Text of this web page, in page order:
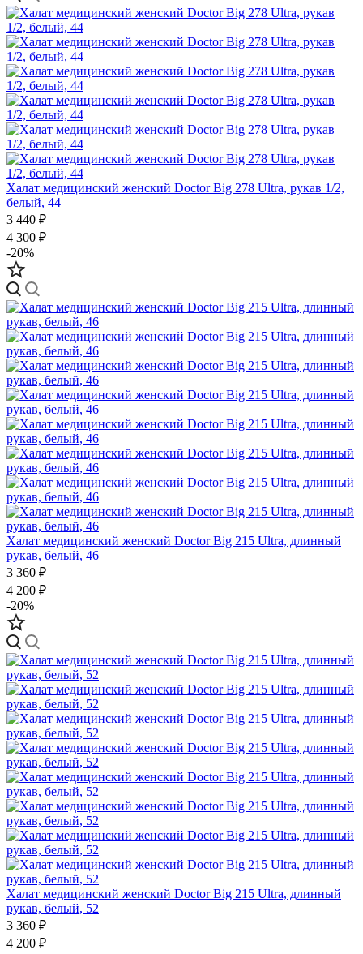
Халат медицинский женский Doctor Big 278 Ultra, рукав 1/2,
белый, 44
3 440 ₽
4 300 ₽
-20%
Халат медицинский женский Doctor Big 215 Ultra, длинный
рукав, белый, 46
3 360 ₽
4 200 ₽
-20%
Халат медицинский женский Doctor Big 215 Ultra, длинный
рукав, белый, 52
3 360 ₽
4 200 ₽